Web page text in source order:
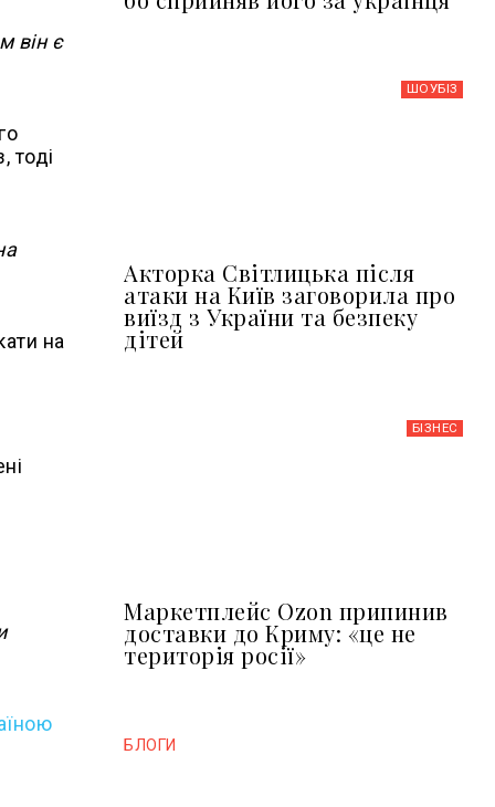
він є
тоді
на
ШОУБIЗ
Акторка Світлицька після
атаки на Київ заговорила про
виїзд з України та безпеку
дітей
БІЗНЕС
Маркетплейс Ozon припинив
доставки до Криму: «це не
територія росії»
БЛОГИ